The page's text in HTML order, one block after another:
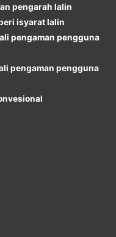
pengarah lalin
isyarat lalin
pengaman pengguna
pengaman pengguna